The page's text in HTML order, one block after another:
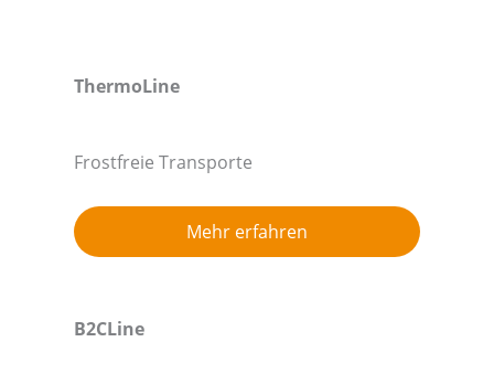
ThermoLine
Frostfreie Transporte
Mehr erfahren
B2CLine